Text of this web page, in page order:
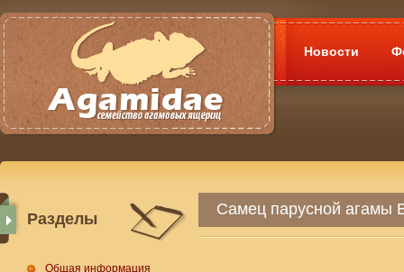
Новости
Разделы
Общая информация
Самец парусной агамы